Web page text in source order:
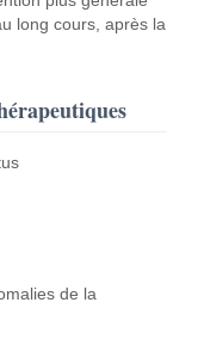
long cours, après la
de la